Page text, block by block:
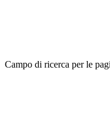
Campo di ricerca per le